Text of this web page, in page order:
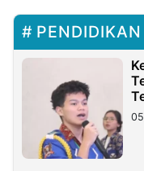
PENDIDIKAN